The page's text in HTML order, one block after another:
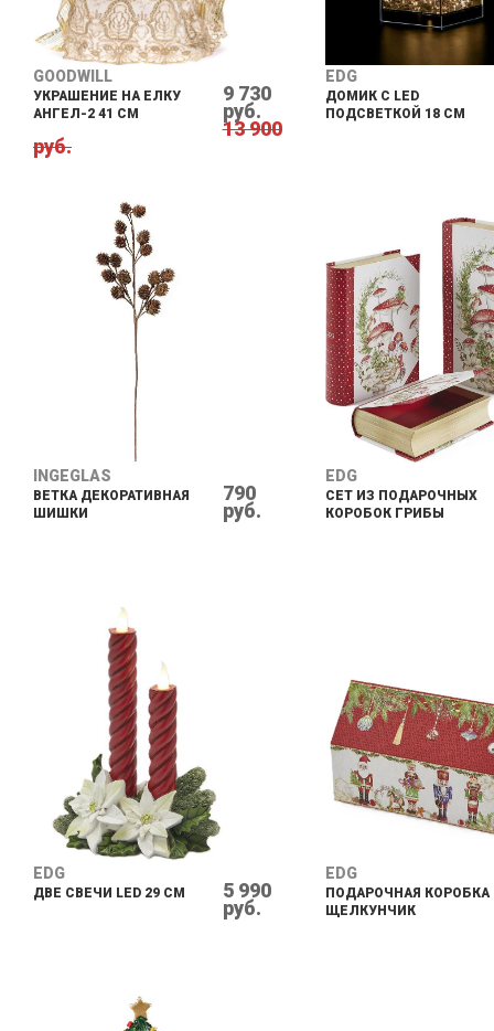
GOODWILL
УКРАШЕНИЕ НА ЕЛКУ
АНГЕЛ-2 41 СМ
9 730
руб.
13 900
руб.
EDG
ДОМИК С LED
ПОДСВЕТКОЙ 18 СМ
INGEGLAS
ВЕТКА ДЕКОРАТИВНАЯ
ШИШКИ
790
руб.
EDG
СЕТ ИЗ ПОДАРОЧНЫХ
КОРОБОК ГРИБЫ
EDG
ДВЕ СВЕЧИ LED 29 СМ 5 990
руб.
EDG
ПОДАРОЧНАЯ КОРОБКА
ЩЕЛКУНЧИК